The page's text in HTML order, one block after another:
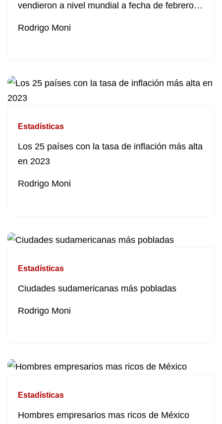
vendieron a nivel mundial a fecha de febrero
Rodrigo Moni
Estadísticas
Los 25 países con la tasa de inflación más alta
en 2023
Rodrigo Moni
Estadísticas
Ciudades sudamericanas más pobladas
Rodrigo Moni
Estadísticas
Hombres empresarios mas ricos de México